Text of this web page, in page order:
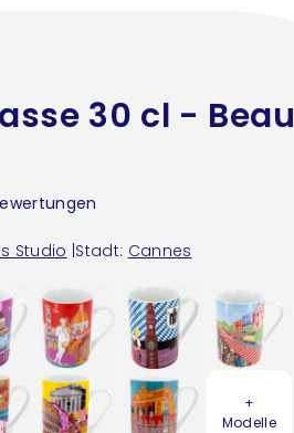
30 cl - Beau
Studio Stadt: Cannes
+
Modelle